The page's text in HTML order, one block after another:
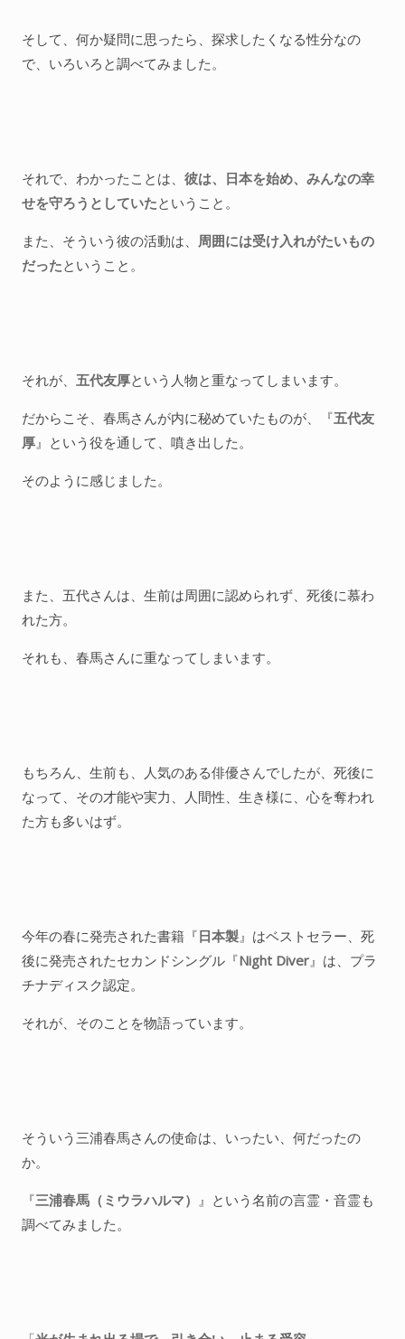
そして、何か疑問に思ったら、探求したくなる性分なの
で、いろいろと調べてみました。
それで、わかったことは、 彼は、日本を始め、みんなの幸
せを守ろうとしていたということ。
また、そういう彼の活動は、 周囲には受け入れがたいもの
だったということ。
それが、 五代友厚という人物と重なってしまいます。
だからこそ、春馬さんが内に秘めていたものが、『五代友
厚』という役を通して、噴き出した。
そのように感じました。
また、五代さんは、生前は周囲に認められず、死後に慕わ
れた方。
それも、春馬さんに重なってしまいます。
もちろん、生前も、人気のある俳優さんでしたが、死後に
なって、その才能や実力、人間性、生き様に、心を奪われ
た方も多いはず。
今年の春に発売された書籍『日本製』はベストセラー、死
後に発売されたセカンドシングル『Night Diver』は、プラ
チナディスク認定。
それが、そのことを物語っています。
そういう三浦春馬さんの使命は、いったい、何だったの
か。
『三浦春馬（ミウラハルマ） 』という名前の言霊・音霊も
調べてみました。